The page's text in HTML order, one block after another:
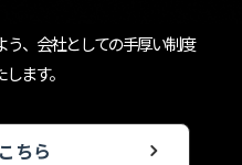
う、会社としての手厚い制度
ます。
ちら